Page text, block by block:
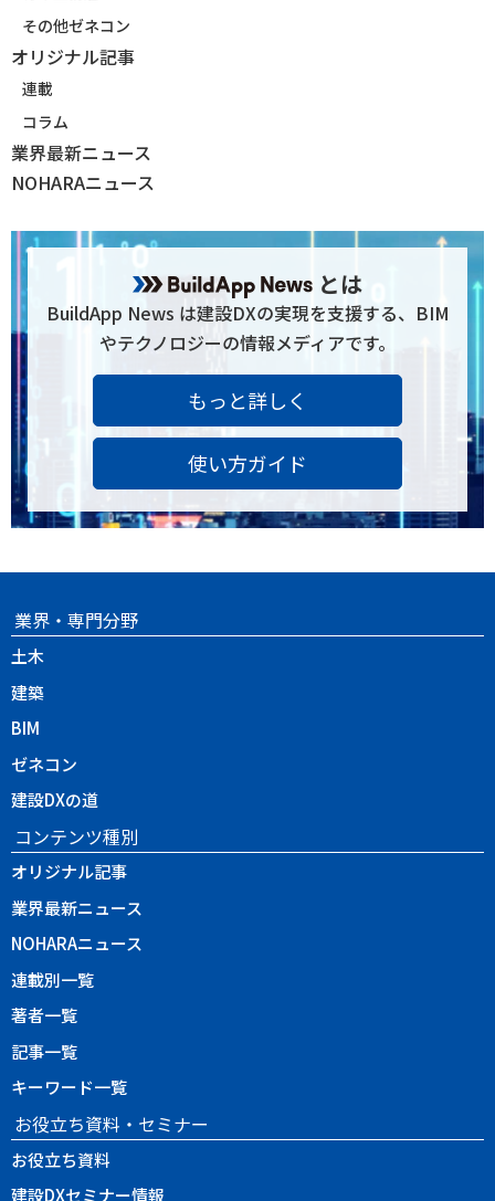
その他ゼネコン
オリジナル記事
連載
コラム
業界最新ニュース
NOHARAニュース
とは
BuildApp News は建設DXの実現を支援する、BIM
やテクノロジーの情報メディアです。
もっと詳しく
使い方ガイド
業界・専門分野
土木
建築
BIM
ゼネコン
建設DXの道
コンテンツ種別
オリジナル記事
業界最新ニュース
NOHARAニュース
連載別一覧
著者一覧
記事一覧
キーワード一覧
お役立ち資料・セミナー
お役立ち資料
建設DXセミナー情報